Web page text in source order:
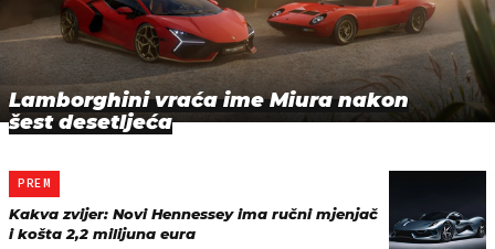
Lamborghini vraća ime Miura nakon
šest desetljeća
PREM
Kakva zvijer: Novi Hennessey ima ručni mjenjač
i košta 2,2 milijuna eura